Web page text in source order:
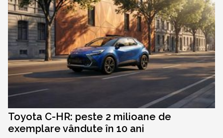
Toyota C-HR: peste 2 milioane de
exemplare vândute în 10 ani